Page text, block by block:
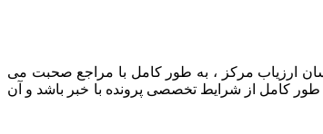
ارزیاب مرکز ، به طور کامل با مراجع صحبت می
طور کامل از شرایط تخصصی پرونده با خبر باشد و آن